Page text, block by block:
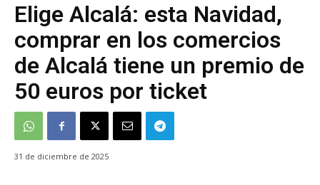
Elige Alcalá: esta Navidad,
comprar en los comercios
de Alcalá tiene un premio de
50 euros por ticket
31 de diciembre de 2025